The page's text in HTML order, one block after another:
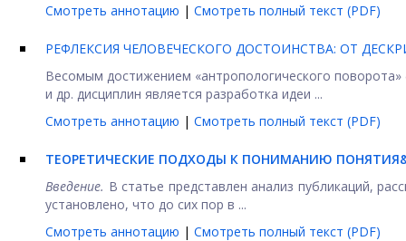
Смотреть аннотацию | Смотреть полный текст (PDF)
РЕФЛЕКСИЯ ЧЕЛОВЕЧЕСКОГО ДОСТОИНСТВА: ОТ
Весомым достижением «антропологического
и др. дисциплин является разработка идеи ...
Смотреть аннотацию | Смотреть полный текст (PDF)
ТЕОРЕТИЧЕСКИЕ ПОДХОДЫ К ПОНИМАНИЮ
Введение. В статье представлен анализ публикаций,
установлено, что до сих пор в ...
Смотреть аннотацию | Смотреть полный текст (PDF)